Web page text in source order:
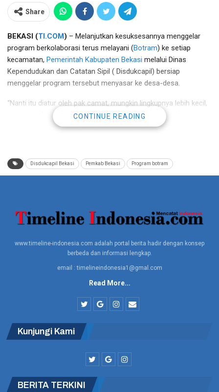
Share
BEKASI (TI.COM) – Melanjutkan kesuksesannya menggelar
program berkolaborasi terus melayani (Botram) ke setiap
kecamatan, Pemerintah Kabupaten Bekasi melalui Dinas
Kependudukan dan Catatan Sipil ( Disdukcapil) bersiap
menggelar program tersebut menyasar ke desa-desa.
“Nanti itu diatur oleh pak camat, mungkin lingkupnya lebih kecil,
seperti mobil pelayanan di halamankantor desa
untuk
membuka pelayanan seperti ini, harus terus dikembangkan
acara Botram di Lapangan Bola Telaga Asih, Desa Telaga Asih,
Kecamatan Cikarang Barat , Sabtu (9/3/2023).
informasi program pembangunan dari Pemkab Bekasi kepada
Perluas Jangkauan, Sumber Jaya Executive
Shuttle Resmi Buka…
Paket Protein…
program pemerintah serta kegiatan dan pelayanan -pelayanan
CONTINUE READING
Disdukcapil Bekasi Pemkab Bekasi Program botram
www.timeline-indonesia.com adalah portal berita hadir dengan konsep
berbeda dan informasi lengkap.
email : timelineindonesia1@gmal.com
Read More...
Kunjungi Kami
BERITA TERKINI